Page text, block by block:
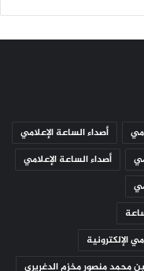
أصداء الساعة الإعلامي
أصداء الساعة الإعلامي
الإلكترونية
محمد منصور مخزم الدغريري